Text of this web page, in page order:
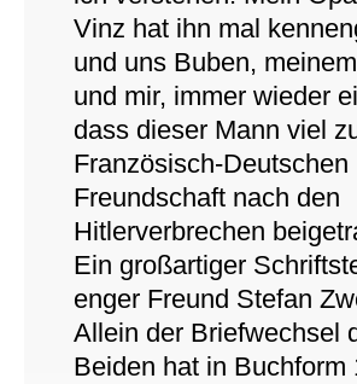
Vinz hat ihn mal
und uns Buben,
und mir, immer wieder
dass dieser Mann viel
Französisch-Deutschen
Freundschaft nach den
Hitlerverbrechen
Ein großartiger
enger Freund Stefan
Allein der Briefwechsel
Beiden hat in Buchform